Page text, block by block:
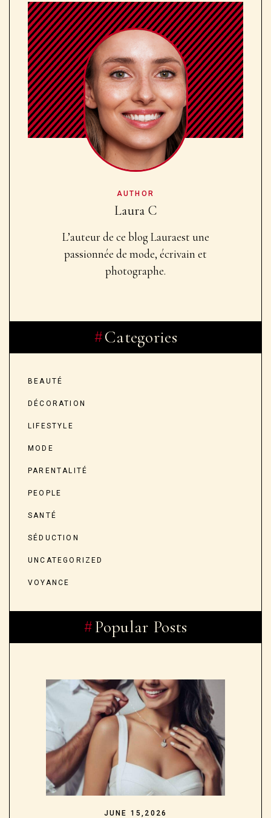
AUTHOR
Laura C
L’auteur de ce blog Lauraest une
passionnée de mode, écrivain et
photographe.
Categories
BEAUTÉ
DÉCORATION
LIFESTYLE
MODE
PARENTALITÉ
PEOPLE
SANTÉ
SÉDUCTION
UNCATEGORIZED
VOYANCE
Popular Posts
JUNE 15,2026